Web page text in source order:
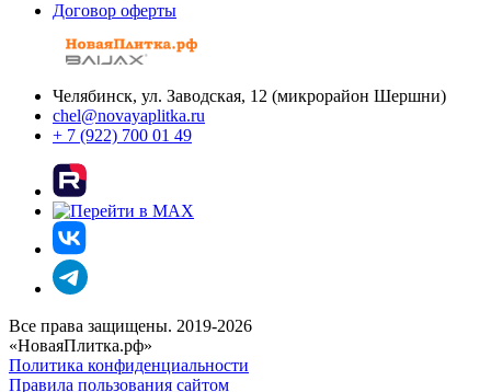
Договор оферты
Челябинск, ул. Заводская, 12 (микрорайон Шершни)
chel@novayaplitka.ru
+ 7 (922) 700 01 49
Все права защищены. 2019-2026
«НоваяПлитка.рф»
Политика конфиденциальности
Правила пользования сайтом